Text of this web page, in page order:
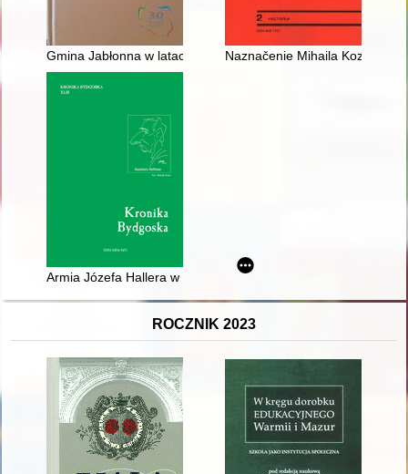
Gmina Jabłonna w latach 1918-2020Naznačenie Mihaila
Armia Józefa Hallera w świetle prasy pomorskiej i
ROCZNIK 2023